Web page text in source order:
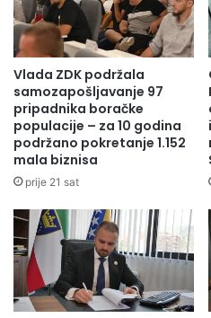
Vlada ZDK podržala
samozapošljavanje 97
pripadnika boračke
populacije – za 10 godina
podržano pokretanje 1.152
mala biznisa
prije 21 sat